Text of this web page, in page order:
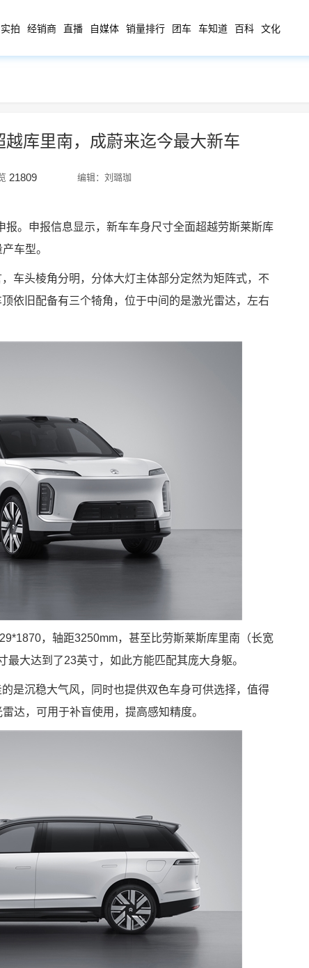
拍 经销商 直播 自媒体 销量排行 团车 车知道 百科 文化
库里南，成蔚来迄今最大新车
21809 编辑：刘璐珈
。申报信息显示，新车车身尺寸全面超越劳斯莱斯库
车型。
车头棱角分明，分体大灯主体部分定然为矩阵式，不
依旧配备有三个犄角，位于中间的是激光雷达，左右
，轴距3250mm，甚至比劳斯莱斯库里南（长宽
大达到了23英寸，如此方能匹配其庞大身躯。
是沉稳大气风，同时也提供双色车身可供选择，值得
达，可用于补盲使用，提高感知精度。